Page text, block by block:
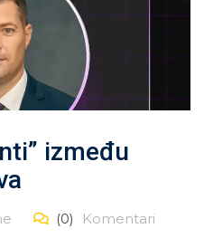
između
(0) Komentari